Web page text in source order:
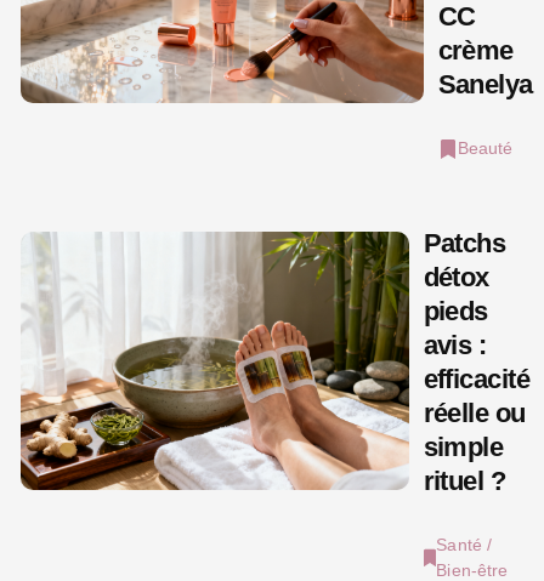
CC
crème
Sanelya
Beauté
Patchs
détox
pieds
avis :
efficacité
réelle ou
simple
rituel ?
Santé /
Bien-être